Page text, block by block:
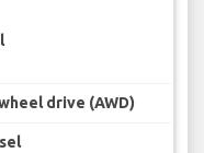
drive (AWD)